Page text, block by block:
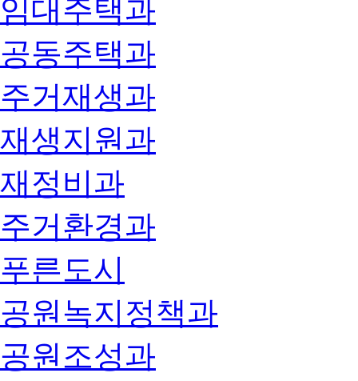
임대주택과
공동주택과
주거재생과
재생지원과
재정비과
주거환경과
푸른도시
공원녹지정책과
공원조성과